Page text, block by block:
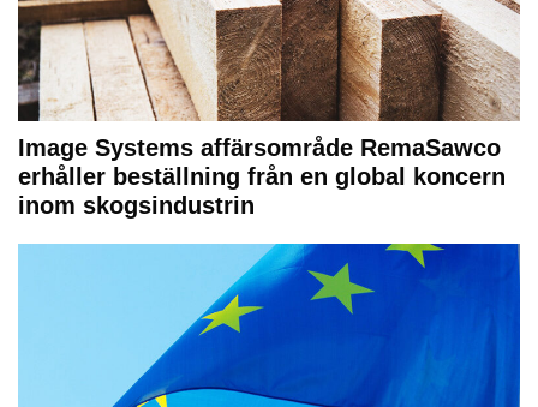
Image Systems affärsområde RemaSawco
erhåller beställning från en global koncern
inom skogsindustrin